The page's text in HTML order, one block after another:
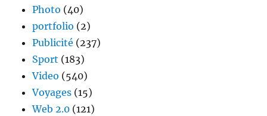
Photo (40)
portfolio (2)
Publicité (237)
Sport (183)
Video (540)
Voyages (15)
Web 2.0 (121)